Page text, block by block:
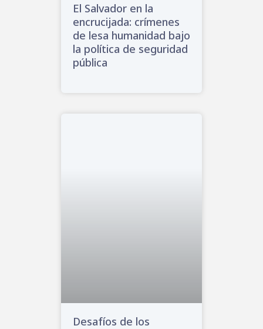
El Salvador en la
encrucijada: crímenes
de lesa humanidad bajo
la política de seguridad
pública
Desafíos de los